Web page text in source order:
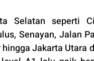
Selatan seperti
Senayan, Jalan
Jakarta